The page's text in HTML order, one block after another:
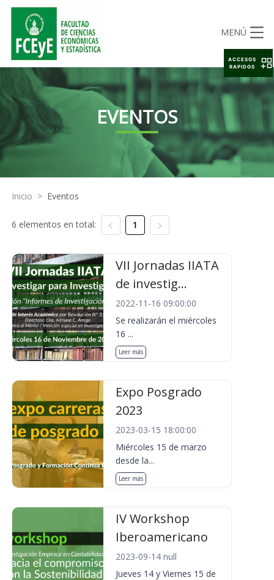
MENÚ
EVENTOS
Inicio > Eventos
6 elementos en total: 1
VII Jornadas IIATA
de investig...
2022-11-16 09:00:00
Se realizarán el miércoles
16 ...
Leer más
Expo Posgrado
2023
2023-03-15 18:00:00
Miércoles 15 de marzo
desde la...
Leer más
IV Workshop
Iberoamericano
2023-09-14 null
Jueves 14 y Viernes 15 de
ACCESOS
RAPIDOS